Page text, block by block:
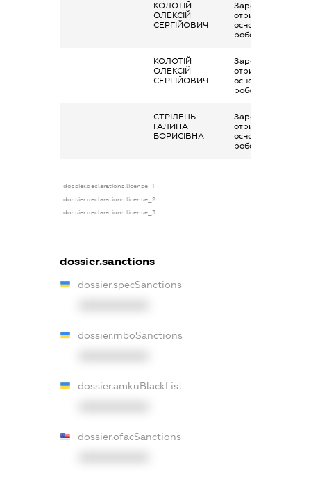
КОЛОТІЙ
ОЛЕКСІЙ
СЕРГІЙОВИЧ
Заробітна плата
отримана за
основним місцем
роботи
КОЛОТІЙ
ОЛЕКСІЙ
СЕРГІЙОВИЧ
Заробітна плата
отримана за
основним місцем
роботи
СТРІЛЕЦЬ
ГАЛИНА
БОРИСІВНА
Заробітна плата
отримана за
основним місцем
роботи
dossier.declarations.license_1
dossier.declarations.license_2
dossier.declarations.license_3
dossier.sanctions
dossier.specSanctions
dossier.rnboSanctions
dossier.amkuBlackList
dossier.ofacSanctions